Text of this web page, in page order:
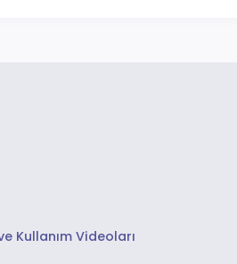
Kullanım Videoları